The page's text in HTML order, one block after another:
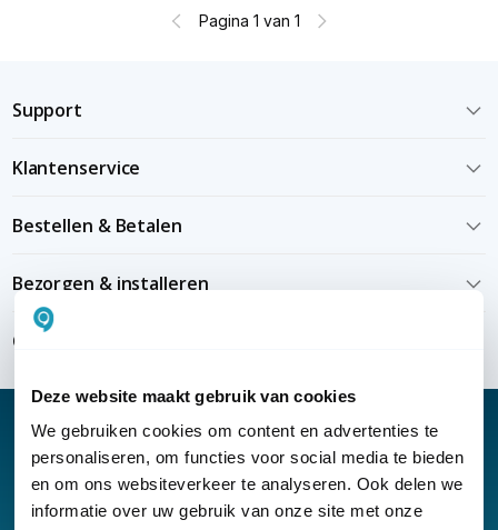
Deze website maakt gebruik van cookies
We gebruiken cookies om content en advertenties te
personaliseren, om functies voor social media te bieden
en om ons websiteverkeer te analyseren. Ook delen we
informatie over uw gebruik van onze site met onze
Pagina 1 van 1
Support
Klantenservice
Bestellen & Betalen
Bezorgen & installeren
Over KommaGo
Nieuwsbrief